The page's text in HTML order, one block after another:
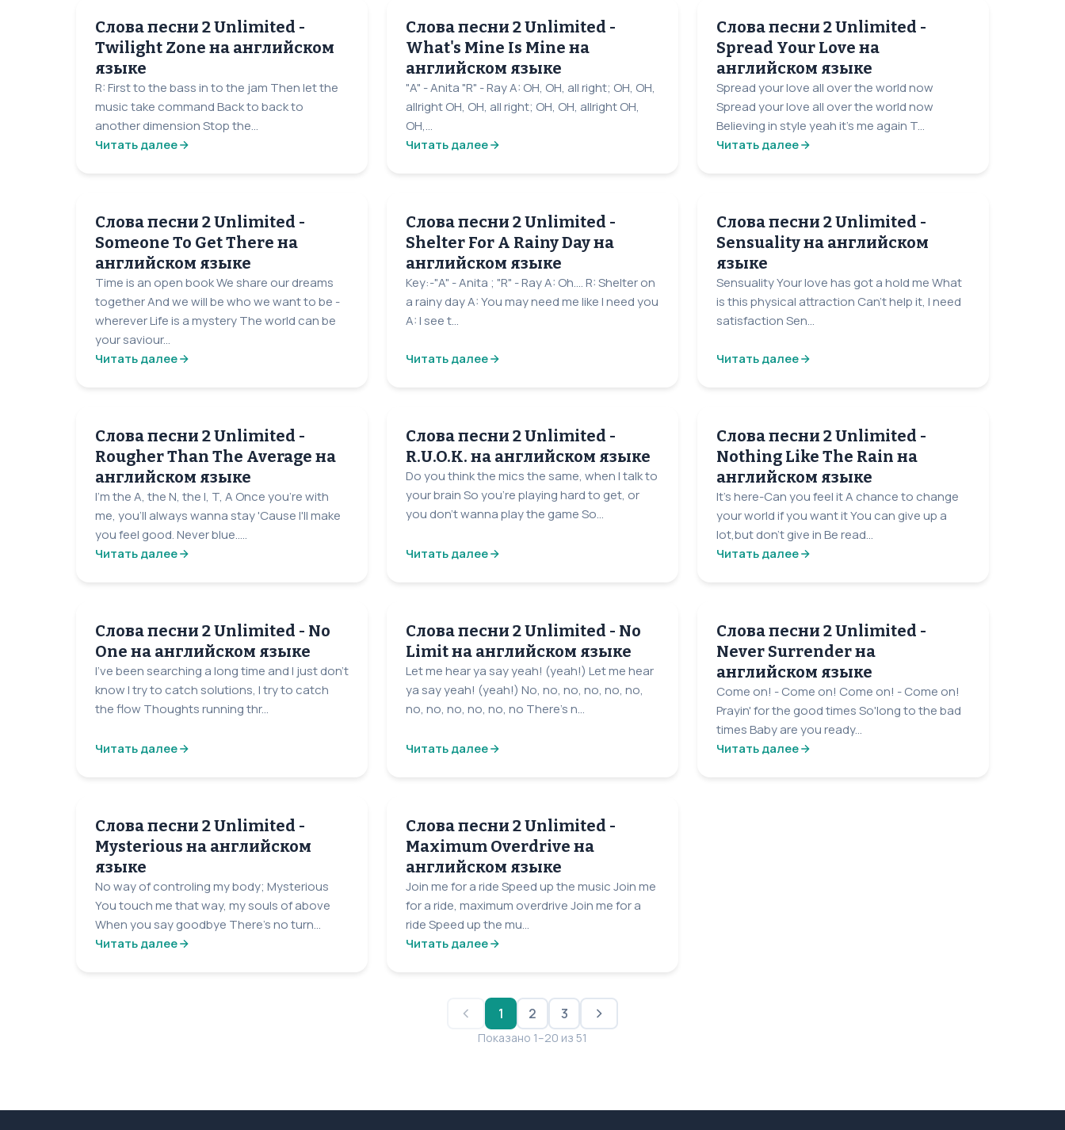
Слова песни 2 Unlimited -
Twilight Zone на английском
языке
R: First to the bass in to the jam Then let the
music take command Back to back to
another dimension Stop the...
Читать далее
Слова песни 2 Unlimited -
What's Mine Is Mine на
английском языке
"A" - Anita "R" - Ray A: OH, OH, all right; OH, OH,
allright OH, OH, all right; OH, OH, allright OH,
OH,...
Читать далее
Слова песни 2 Unlimited -
Spread Your Love на
английском языке
Spread your love all over the world now
Spread your love all over the world now
Believing in style yeah it's me again T...
Читать далее
Слова песни 2 Unlimited -
Someone To Get There на
английском языке
Time is an open book We share our dreams
together And we will be who we want to be -
wherever Life is a mystery The world can be
your saviour...
Читать далее
Слова песни 2 Unlimited -
Shelter For A Rainy Day на
английском языке
Key:-"A" - Anita ; "R" - Ray A: Oh.... R: Shelter on
a rainy day A: You may need me like I need you
A: I see t...
Читать далее
Слова песни 2 Unlimited -
Sensuality на английском
языке
Sensuality Your love has got a hold me What
is this physical attraction Can't help it, I need
satisfaction Sen...
Читать далее
Слова песни 2 Unlimited -
Rougher Than The Average на
английском языке
I'm the A, the N, the I, T, A Once you're with
me, you'll always wanna stay 'Cause I'll make
you feel good. Never blue.....
Читать далее
Слова песни 2 Unlimited -
R.U.O.K. на английском языке
Do you think the mics the same, when I talk to
your brain So you're playing hard to get, or
you don't wanna play the game So...
Читать далее
Слова песни 2 Unlimited -
Nothing Like The Rain на
английском языке
It's here-Can you feel it A chance to change
your world if you want it You can give up a
lot,but don't give in Be read...
Читать далее
Слова песни 2 Unlimited - No
One на английском языке
I've been searching a long time and I just don't
know I try to catch solutions, I try to catch
the flow Thoughts running thr...
Читать далее
Слова песни 2 Unlimited - No
Limit на английском языке
Let me hear ya say yeah! (yeah!) Let me hear
ya say yeah! (yeah!) No, no, no, no, no, no,
no, no, no, no, no, no There's n...
Читать далее
Слова песни 2 Unlimited -
Never Surrender на
английском языке
Come on! - Come on! Come on! - Come on!
Prayin' for the good times So'long to the bad
times Baby are you ready...
Читать далее
Слова песни 2 Unlimited -
Mysterious на английском
языке
No way of controling my body; Mysterious
You touch me that way, my souls of above
When you say goodbye There's no turn...
Читать далее
Слова песни 2 Unlimited -
Maximum Overdrive на
английском языке
Join me for a ride Speed up the music Join me
for a ride, maximum overdrive Join me for a
ride Speed up the mu...
Читать далее
1 2 3
Показано 1–20 из 51